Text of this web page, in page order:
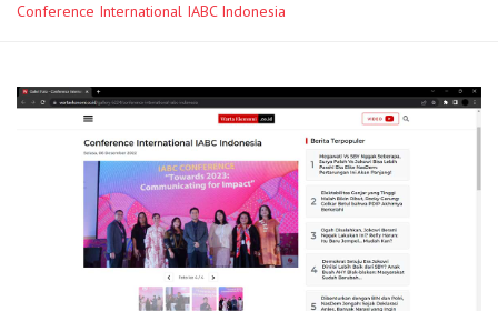
Conference International IABC Indonesia